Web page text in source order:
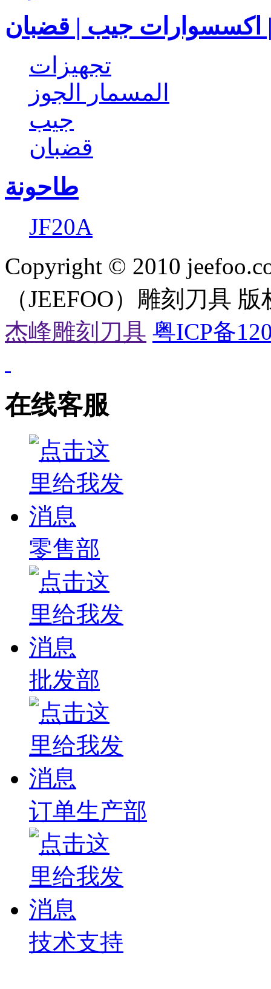
| اكسسوارات جيب | قضبان
تجهيزات
المسمار الجوز
جيب
قضبان
طاحونة
JF20A
Copyright © 2010
（JEEFOO）雕刻刀具
杰峰雕刻刀具 粤ICP备
在线客服
零售部
批发部
订单生产部
技术支持